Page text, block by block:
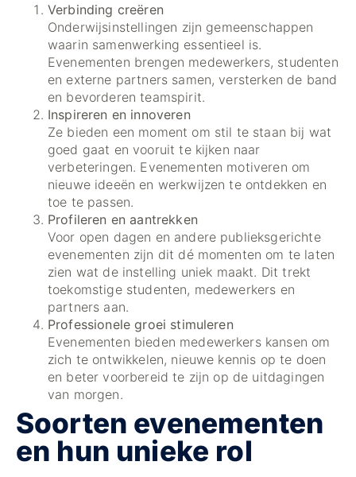
Verbinding creëren
Onderwijsinstellingen zijn gemeenschappen
waarin samenwerking essentieel is.
Evenementen brengen medewerkers, studenten
en externe partners samen, versterken de band
en bevorderen teamspirit.
Inspireren en innoveren
Ze bieden een moment om stil te staan bij wat
goed gaat en vooruit te kijken naar
verbeteringen. Evenementen motiveren om
nieuwe ideeën en werkwijzen te ontdekken en
toe te passen.
Profileren en aantrekken
Voor open dagen en andere publieksgerichte
evenementen zijn dit dé momenten om te laten
zien wat de instelling uniek maakt. Dit trekt
toekomstige studenten, medewerkers en
partners aan.
Professionele groei stimuleren
Evenementen bieden medewerkers kansen om
zich te ontwikkelen, nieuwe kennis op te doen
en beter voorbereid te zijn op de uitdagingen
van morgen.
Soorten evenementen
en hun unieke rol